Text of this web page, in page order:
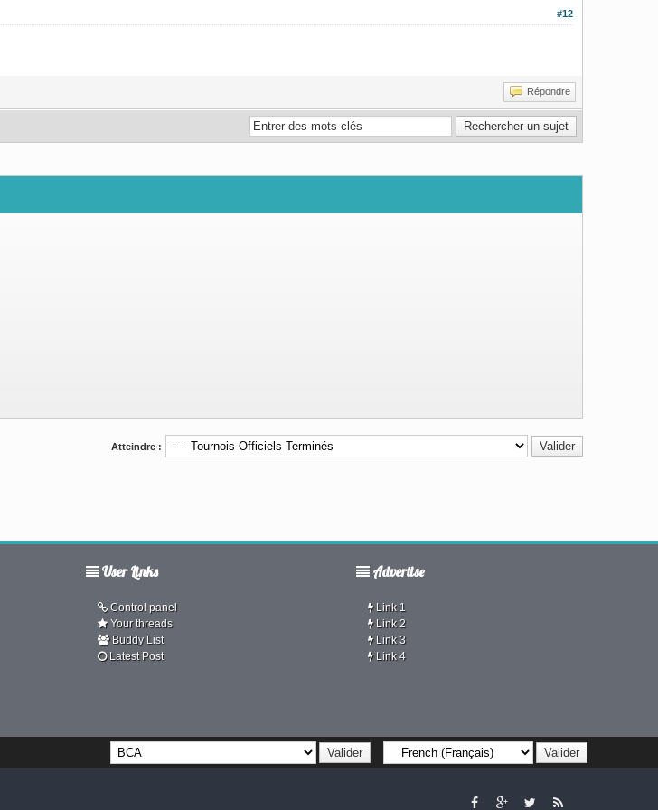
#12
Répondre
Atteindre :
User Links
Control panel
Your threads
Buddy List
Latest Post
Advertise
Link 1
Link 2
Link 3
Link 4